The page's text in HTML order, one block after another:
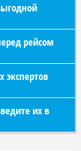
рейсом
их в